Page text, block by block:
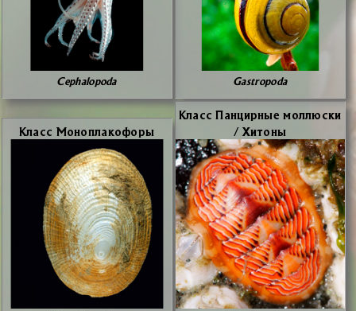
Cephalopoda Gastropoda
Класс Мо­но­пла­ко­фо­ры
Класс Пан­цир­ные мол­люс­ки
/ Хи­то­ны